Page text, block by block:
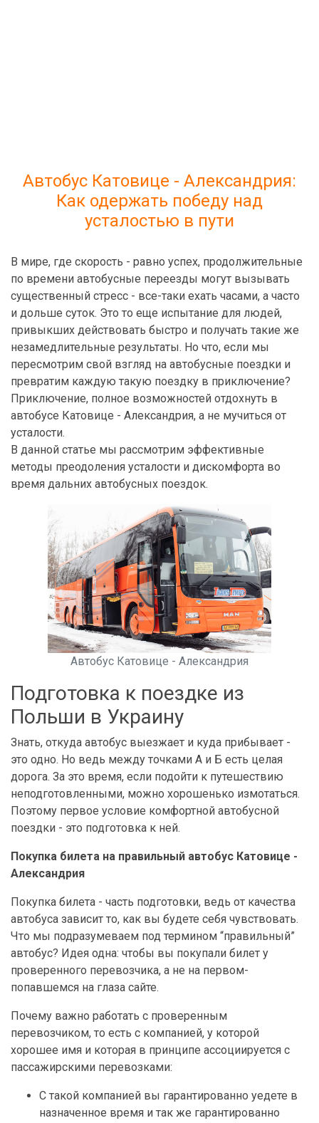
Автобус Катовице - Александрия:
Как одержать победу над
усталостью в пути
В мире, где скорость - равно успех, продолжительные
по времени автобусные переезды могут вызывать
существенный стресс - все-таки ехать часами, а часто
и дольше суток. Это то еще испытание для людей,
привыкших действовать быстро и получать такие же
незамедлительные результаты. Но что, если мы
пересмотрим свой взгляд на автобусные поездки и
превратим каждую такую поездку в приключение?
Приключение, полное возможностей отдохнуть в
автобусе Катовице - Александрия, а не мучиться от
усталости.
В данной статье мы рассмотрим эффективные
методы преодоления усталости и дискомфорта во
время дальних автобусных поездок.
Автобус Катовице - Александрия
Подготовка к поездке из
Польши в Украину
Знать, откуда автобус выезжает и куда прибывает -
это одно. Но ведь между точками А и Б есть целая
дорога. За это время, если подойти к путешествию
неподготовленными, можно хорошенько измотаться.
Поэтому первое условие комфортной автобусной
поездки - это подготовка к ней.
Покупка билета на правильный автобус Катовице -
Александрия
Покупка билета - часть подготовки, ведь от качества
автобуса зависит то, как вы будете себя чувствовать.
Что мы подразумеваем под термином “правильный”
автобус? Идея одна: чтобы вы покупали билет у
проверенного перевозчика, а не на первом-
попавшемся на глаза сайте.
Почему важно работать с проверенным
перевозчиком, то есть с компанией, у которой
хорошее имя и которая в принципе ассоциируется с
пассажирскими перевозками:
С такой компанией вы гарантированно уедете в
назначенное время и так же гарантированно